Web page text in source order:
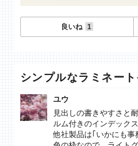
良いね 1
シンプルなラミネー
ユウ
見出しの書きやすさと
ルム付きのインデック
他社製品は｢いかにも